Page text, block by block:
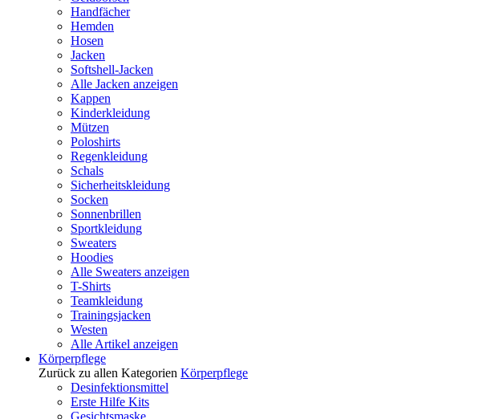
Handfächer
Hemden
Hosen
Jacken
Softshell-Jacken
Alle Jacken anzeigen
Kappen
Kinderkleidung
Mützen
Poloshirts
Regenkleidung
Schals
Sicherheitskleidung
Socken
Sonnenbrillen
Sportkleidung
Sweaters
Hoodies
Alle Sweaters anzeigen
T-Shirts
Teamkleidung
Trainingsjacken
Westen
Alle Artikel anzeigen
Körperpflege
Zurück zu allen Kategorien Körperpflege
Desinfektionsmittel
Erste Hilfe Kits
Gesichtsmaske